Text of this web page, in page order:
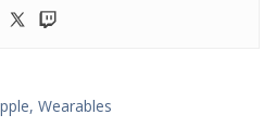
, Wearables